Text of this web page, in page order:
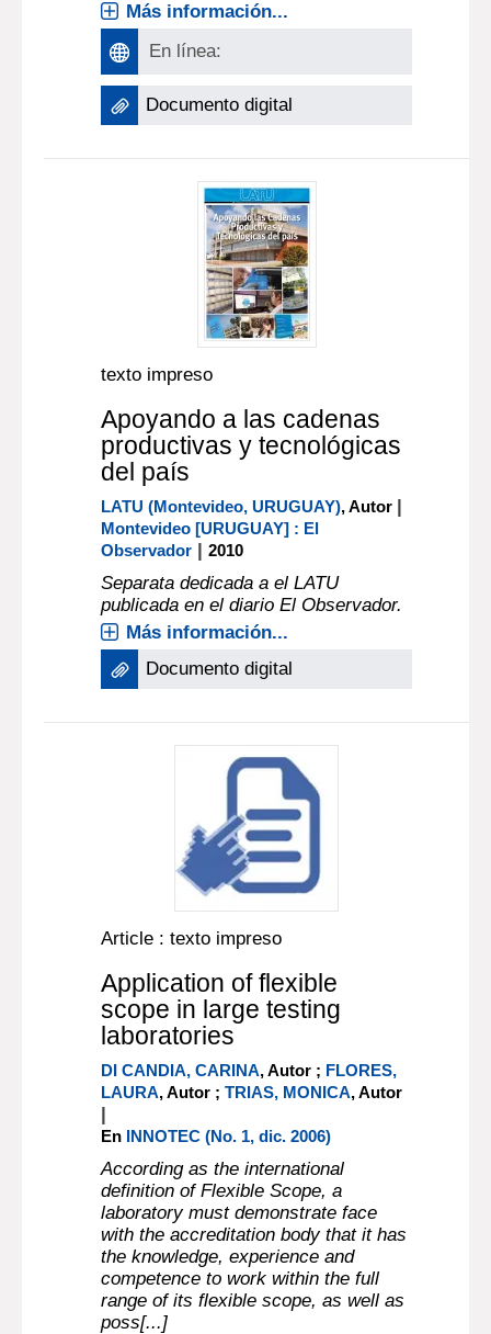
Más información...
En línea:
Documento digital
texto impreso
Apoyando a las cadenas
productivas y tecnológicas
del país
LATU (Montevideo, URUGUAY), Autor |
Montevideo [URUGUAY] : El
Observador |2010
Separata dedicada a el LATU
publicada en el diario El Observador.
Más información...
Documento digital
Article : texto impreso
Application of flexible
scope in large testing
laboratories
DI CANDIA, CARINA, Autor ; FLORES,
LAURA, Autor ;TRIAS, MONICA, Autor
|
En INNOTEC (No. 1, dic. 2006)
According as the international
definition of Flexible Scope, a
laboratory must demonstrate face
with the accreditation body that it has
the knowledge, experience and
competence to work within the full
range of its flexible scope, as well as
poss[...]